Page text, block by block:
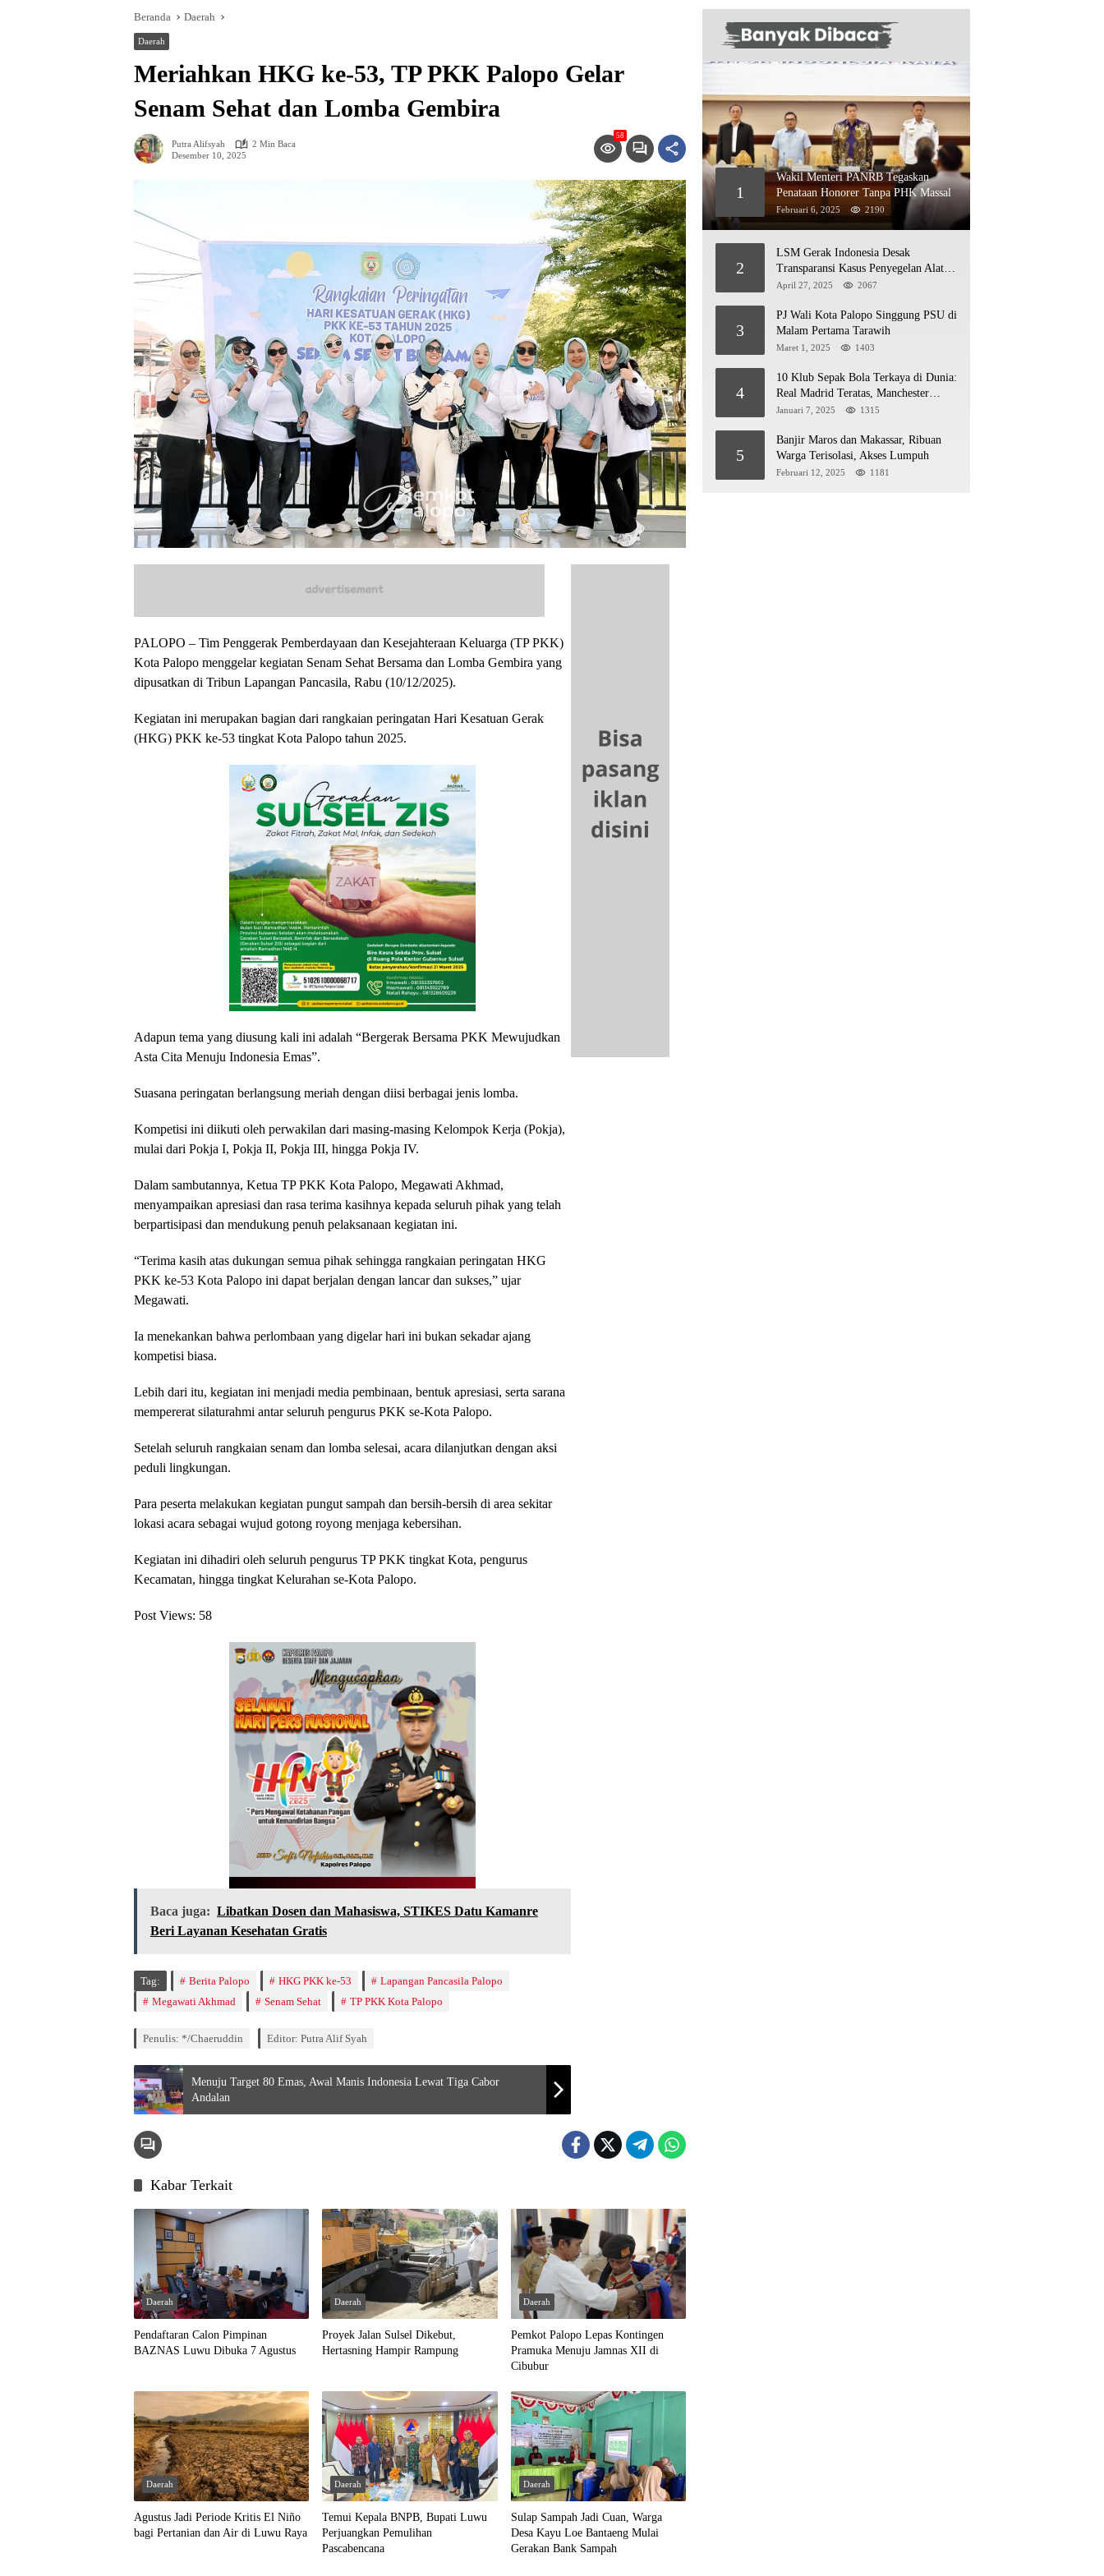
Beranda Daerah
Daerah
Meriahkan HKG ke-53, TP PKK Palopo Gelar
Senam Sehat dan Lomba Gembira
Putra Alifsyah
2 Min Baca
Desember 10, 2025
58
PALOPO – Tim Penggerak Pemberdayaan dan Kesejahteraan Keluarga (TP PKK)
Kota Palopo menggelar kegiatan Senam Sehat Bersama dan Lomba Gembira yang
dipusatkan di Tribun Lapangan Pancasila, Rabu (10/12/2025).
Kegiatan ini merupakan bagian dari rangkaian peringatan Hari Kesatuan Gerak
(HKG) PKK ke-53 tingkat Kota Palopo tahun 2025.
Adapun tema yang diusung kali ini adalah “Bergerak Bersama PKK Mewujudkan
Asta Cita Menuju Indonesia Emas”.
Suasana peringatan berlangsung meriah dengan diisi berbagai jenis lomba.
Kompetisi ini diikuti oleh perwakilan dari masing-masing Kelompok Kerja (Pokja),
mulai dari Pokja I, Pokja II, Pokja III, hingga Pokja IV.
Dalam sambutannya, Ketua TP PKK Kota Palopo, Megawati Akhmad,
menyampaikan apresiasi dan rasa terima kasihnya kepada seluruh pihak yang telah
berpartisipasi dan mendukung penuh pelaksanaan kegiatan ini.
“Terima kasih atas dukungan semua pihak sehingga rangkaian peringatan HKG
PKK ke-53 Kota Palopo ini dapat berjalan dengan lancar dan sukses,” ujar
Megawati.
Ia menekankan bahwa perlombaan yang digelar hari ini bukan sekadar ajang
kompetisi biasa.
Lebih dari itu, kegiatan ini menjadi media pembinaan, bentuk apresiasi, serta sarana
mempererat silaturahmi antar seluruh pengurus PKK se-Kota Palopo.
Setelah seluruh rangkaian senam dan lomba selesai, acara dilanjutkan dengan aksi
peduli lingkungan.
Para peserta melakukan kegiatan pungut sampah dan bersih-bersih di area sekitar
lokasi acara sebagai wujud gotong royong menjaga kebersihan.
Kegiatan ini dihadiri oleh seluruh pengurus TP PKK tingkat Kota, pengurus
Kecamatan, hingga tingkat Kelurahan se-Kota Palopo.
Post Views: 58
Baca juga: Libatkan Dosen dan Mahasiswa, STIKES Datu Kamanre
Beri Layanan Kesehatan Gratis
Tag: Berita Palopo HKG PKK ke-53
Lapangan Pancasila Palopo
Megawati Akhmad
Senam Sehat TP PKK Kota Palopo
Penulis: */Chaeruddin Editor: Putra Alif Syah
Menuju Target 80 Emas, Awal Manis Indonesia Lewat Tiga Cabor
Andalan
Kabar Terkait
Daerah
Pendaftaran Calon Pimpinan
BAZNAS Luwu Dibuka 7 Agustus
Daerah
Proyek Jalan Sulsel Dikebut,
Hertasning Hampir Rampung
Daerah
Pemkot Palopo Lepas Kontingen
Pramuka Menuju Jamnas XII di
Cibubur
Daerah
Agustus Jadi Periode Kritis El Niño
bagi Pertanian dan Air di Luwu Raya
Daerah
Temui Kepala BNPB, Bupati Luwu
Perjuangkan Pemulihan
Pascabencana
Daerah
Sulap Sampah Jadi Cuan, Warga
Desa Kayu Loe Bantaeng Mulai
Gerakan Bank Sampah
1
Wakil Menteri PANRB Tegaskan
Penataan Honorer Tanpa PHK Massal
Februari 6, 2025 2190
2
LSM Gerak Indonesia Desak
Transparansi Kasus Penyegelan Alat
Berat di Jetty PT Kasmar 2
April 27, 2025 2067
3
PJ Wali Kota Palopo Singgung PSU di
Malam Pertama Tarawih
Maret 1, 2025 1403
4
10 Klub Sepak Bola Terkaya di Dunia:
Real Madrid Teratas, Manchester
United Mengejar!
Januari 7, 2025 1315
5
Banjir Maros dan Makassar, Ribuan
Warga Terisolasi, Akses Lumpuh
Februari 12, 2025 1181